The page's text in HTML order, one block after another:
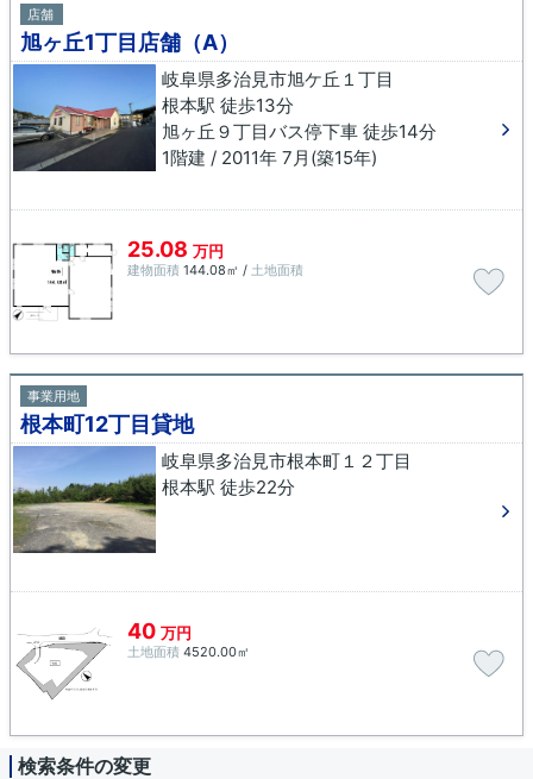
店舗
旭ヶ丘1丁目店舗（A）
岐阜県多治見市旭ケ丘１丁目
根本駅 徒歩13分
旭ヶ丘９丁目バス停下車 徒歩14分
1階建 / 2011年 7月(築15年)
25.08 万円
建物面積 144.08㎡ / 土地面積
事業用地
根本町12丁目貸地
岐阜県多治見市根本町１２丁目
根本駅 徒歩22分
40 万円
土地面積 4520.00㎡
検索条件の変更